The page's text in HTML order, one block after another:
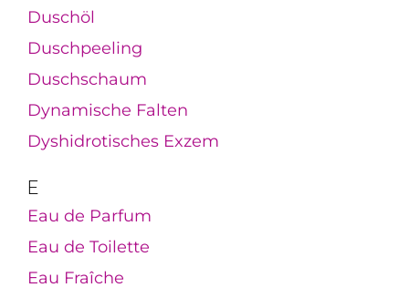
Duschöl
Duschpeeling
Duschschaum
Dynamische Falten
Dyshidrotisches Exzem
E
Eau de Parfum
Eau de Toilette
Eau Fraîche